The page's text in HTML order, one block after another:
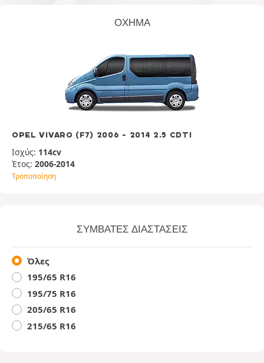
ΌΧΗΜΑ
OPEL VIVARO (F7) 2006 - 2014 2.5 CDTI
Ισχύς: 114cv
Έτος: 2006-2014
Τροποποίηση
ΣΥΜΒΑΤΈΣ ΔΙΑΣΤΆΣΕΙΣ
Όλες
195/65 R16
195/75 R16
205/65 R16
215/65 R16